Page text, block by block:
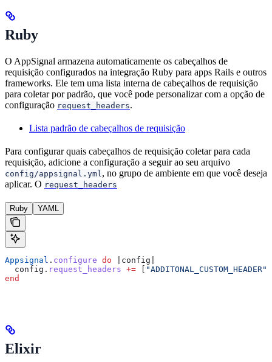
Ruby
O AppSignal armazena automaticamente os cabeçalhos de
requisição configurados na integração Ruby para apps Rails e outros
frameworks. Ele tem uma lista interna de cabeçalhos de requisição
para coletar por padrão, que você pode personalizar com a opção de
configuração request_headers.
Lista padrão de cabeçalhos de requisição
Para configurar quais cabeçalhos de requisição coletar para cada
requisição, adicione a configuração a seguir ao seu arquivo
config/appsignal.yml , no grupo de ambiente em que você deseja
aplicar. O request_headers
Ruby YAML
Appsignal . configure do config
  config.
request_headers += [ "ADDITONAL_CUSTOM_HEADER"
end
Elixir